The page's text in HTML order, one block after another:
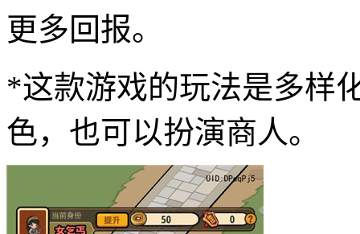
更多回报。
*这款游戏的玩法是多样
色，也可以扮演商人。